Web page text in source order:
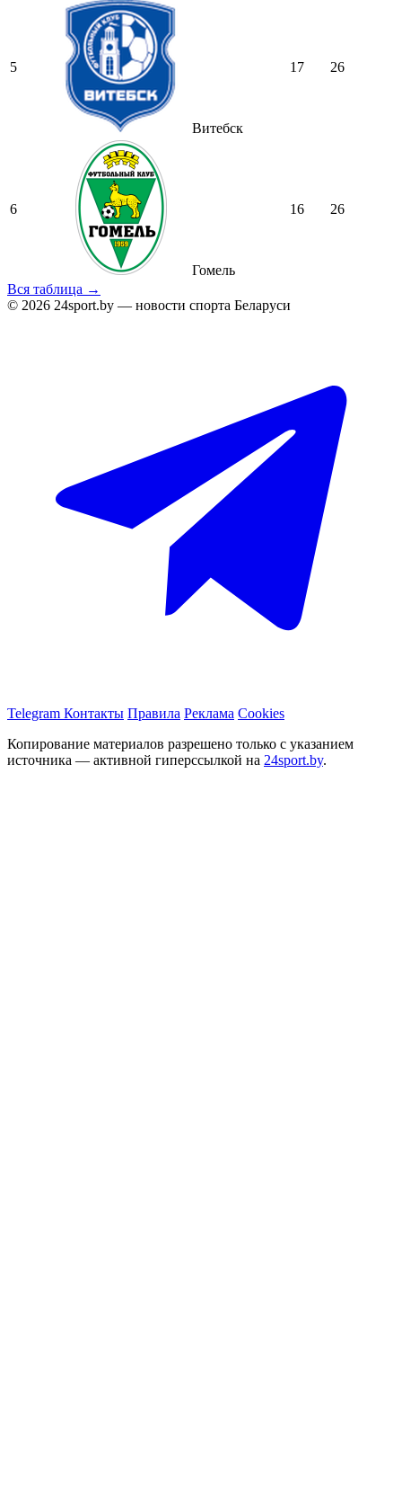
5
Витебск
17 26
6
Гомель
16 26
Вся таблица →
© 2026 24sport.by — новости спорта Беларуси
Telegram Контакты Правила Реклама Cookies
Копирование материалов разрешено только с указанием
источника — активной гиперссылкой на 24sport.by.